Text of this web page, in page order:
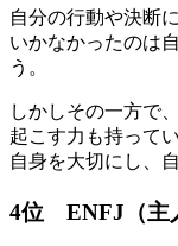
自分の行動や決断
いかなかったのは
う。
しかしその一方で
起こす力も持って
自身を大切にし、
4位 ENFJ（主